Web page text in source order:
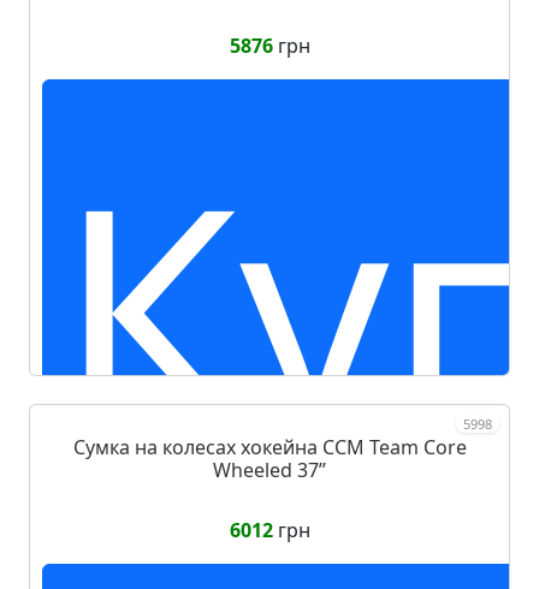
5876грн
5998
Сумка на колесах хокейна CCM Team Core
Wheeled 37ʼʼ
6012грн